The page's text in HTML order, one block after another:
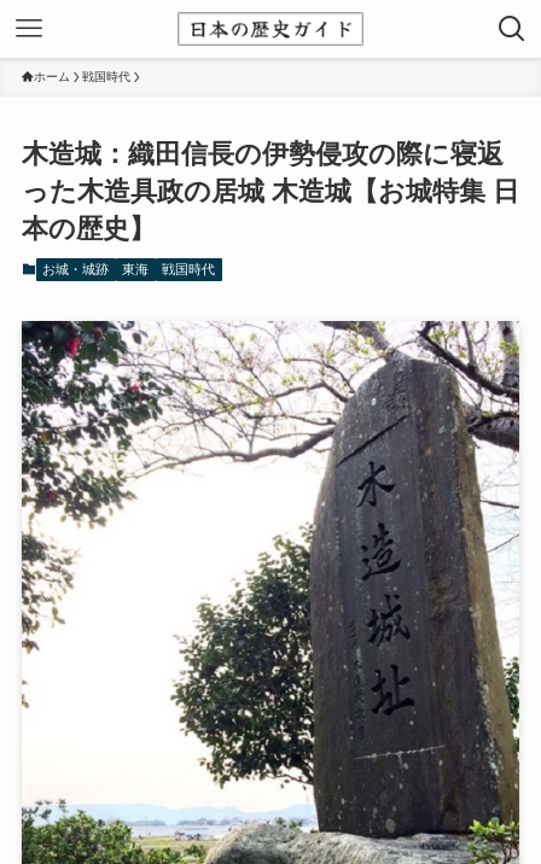
ホーム 戦国時代
木造城：織田信長の伊勢侵攻の際に寝返
った木造具政の居城 木造城【お城特集 日
本の歴史】
お城・城跡 東海 戦国時代